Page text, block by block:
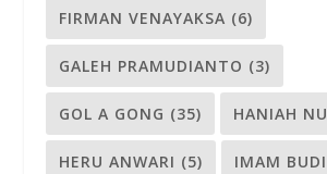
FIRMAN VENAYAKSA (6)
GALEH PRAMUDIANTO (3)
GOL A GONG (35) HANIAH
HERU ANWARI (5) IMAM